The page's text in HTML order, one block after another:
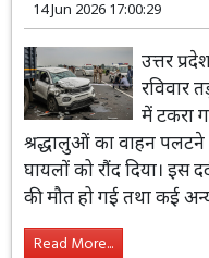
14 Jun 2026 17:00:29
उत्तर
में टकरा
श्रद्धालुओं का वाहन
घायलों को रौंद दिया। इस
की मौत हो गई तथा कई
Read More...